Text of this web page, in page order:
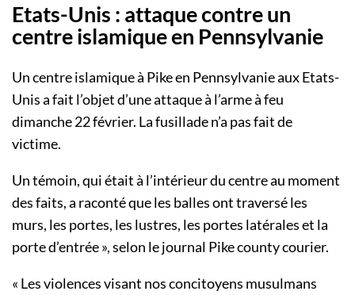
Etats-Unis : attaque contre un
centre islamique en Pennsylvanie
Un centre islamique à Pike en Pennsylvanie aux Etats-
Unis a fait l’objet d’une attaque à l’arme à feu
dimanche 22 février. La fusillade n’a pas fait de
victime.
Un témoin, qui était à l’intérieur du centre au moment
des faits, a raconté que les balles ont traversé les
murs, les portes, les lustres, les portes latérales et la
porte d’entrée », selon le journal Pike county courier.
« Les violences visant nos concitoyens musulmans